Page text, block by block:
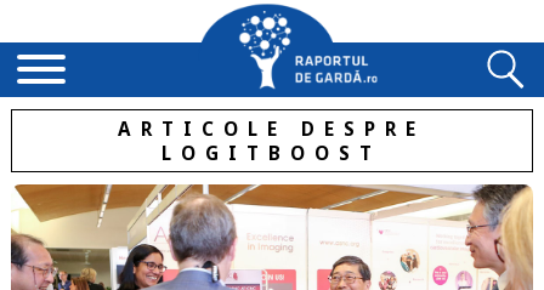
ARTICOLE DESPRE
LOGITBOOST